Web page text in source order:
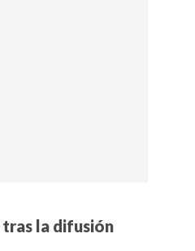
tras la difusión